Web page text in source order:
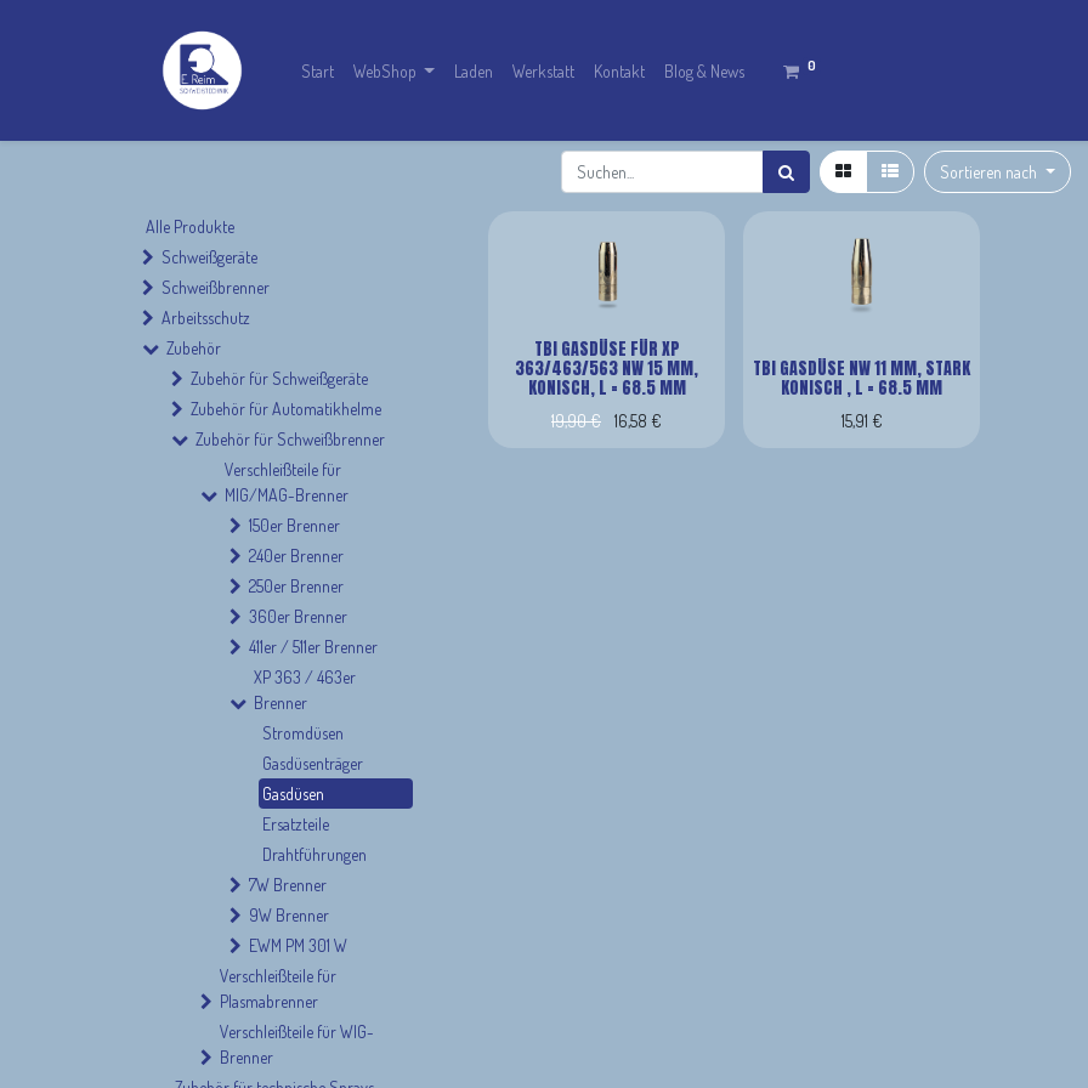
Start WebShop Laden Werkstatt Kontakt Blog & News 0
Sortieren nach
Alle Produkte
Schweißgeräte
Schweißbrenner
Arbeitsschutz
Zubehör
Zubehör für Schweißgeräte
Zubehör für Automatikhelme
Zubehör für Schweißbrenner
Verschleißteile für
MIG/MAG-Brenner
150er Brenner
240er Brenner
250er Brenner
360er Brenner
411er / 511er Brenner
XP 363 / 463er
Brenner
Stromdüsen
Gasdüsenträger
Gasdüsen
Ersatzteile
Drahtführungen
7W Brenner
9W Brenner
EWM PM 301 W
Verschleißteile für
Plasmabrenner
Verschleißteile für WIG-
Brenner
TBI GASDÜSE FÜR XP
363/463/563 NW 15 MM,
KONISCH, L = 68.5 MM
19,90€ 16,58 €
TBI GASDÜSE NW 11 MM, STARK
KONISCH , L = 68.5 MM
15,91 €